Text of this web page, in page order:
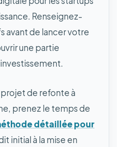
Renseignez-
avant de lancer votre
une partie
de refonte à
prenez le temps de
détaillée pour
initial à la mise en